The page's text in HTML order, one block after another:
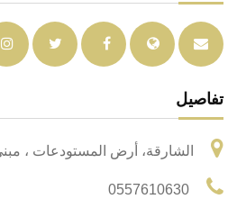
تفاصيل
الشارقة، أرض المستودعات ، مبنى